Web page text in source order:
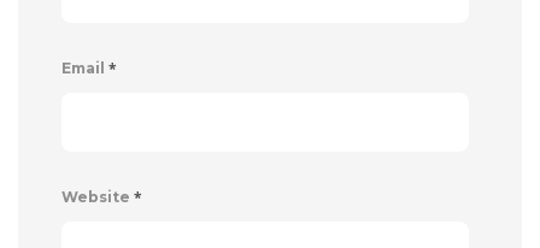
Email *
Website *